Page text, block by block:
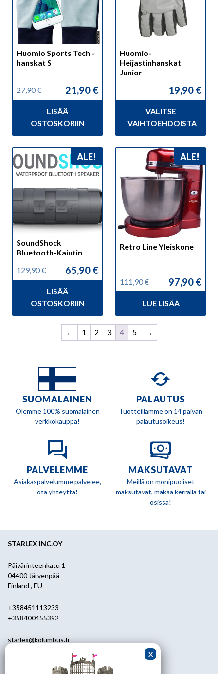
Huomio Sports Tech -
hanskat S
27,90€
Alkuperäinen
27,90 €.
21,90 €
Nykyinen
21,90 €.
LISÄÄ
OSTOSKORIIN
Huomio-
Heijastinhanskat
Junior
19,90 €
VALITSE
VAIHTOEHDOISTA
muunnelma.
tuotteen
sivulla.
ALE!
SoundShock
Bluetooth-Kaiutin
129,90€
Alkuperäinen
129,90 €.
65,90 €
Nykyinen
65,90 €.
LISÄÄ
OSTOSKORIIN
ALE!
Retro Line Yleiskone
111,90€
Alkuperäinen
111,90 €.
97,90 €
Nykyinen
97,90 €.
LUE LISÄÄ
← 1 2 3 4 5 →
SUOMALAINEN
Olemme 100% suomalainen
verkkokauppa!
PALAUTUS
Tuotteillamme on 14 päivän
palautusoikeus!
PALVELEMME
Asiakaspalvelumme palvelee,
ota yhteyttä!
MAKSUTAVAT
Meillä on monipuoliset
maksutavat, maksa kerralla tai
osissa!
STARLEX INC.OY
Päivärinteenkatu 1
04400 Järvenpää
Finland , EU
+358451113233
+358400455392
starlex@kolumbus.fi